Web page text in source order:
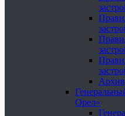
Архив
Орел»